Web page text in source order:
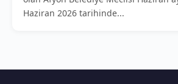
Haziran 2026 tarihinde...